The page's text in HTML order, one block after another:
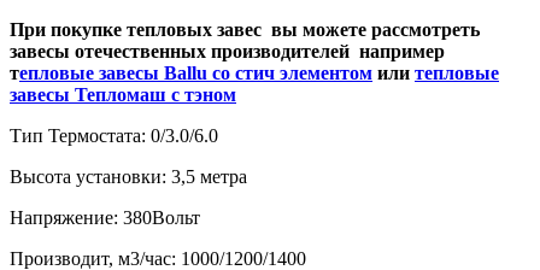
При покупке тепловых завес вы можете рассмотреть
завесы отечественных производителей например
тепловые завесы Ballu со стич элементом или тепловые
завесы Тепломаш с тэном
Тип Термостата: 0/3.0/6.0
Высота установки: 3,5 метра
Напряжение: 380Вольт
Производит, м3/час: 1000/1200/1400